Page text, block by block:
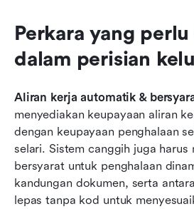
Perkara yang
dalam perisian
Aliran kerja automatik &
menyediakan keupayaan aliran
dengan keupayaan penghalaan
selari. Sistem canggih juga harus
bersyarat untuk penghalaan
kandungan dokumen, serta
lepas tanpa kod untuk